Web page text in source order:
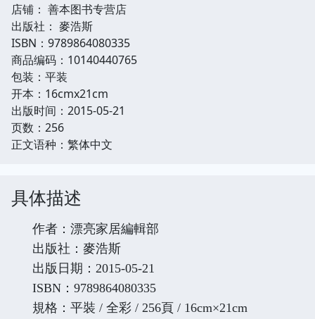
店铺： 善本图书专营店
出版社： 麥浩斯
ISBN：9789864080335
商品编码：10140440765
包装：平装
开本：16cmx21cm
出版时间：2015-05-21
页数：256
正文语种：繁体中文
具体描述
作者：漂亮家居編輯部
出版社：麥浩斯
出版日期：2015-05-21
ISBN：9789864080335
規格：平裝 / 全彩 / 256頁 / 16cm×21cm